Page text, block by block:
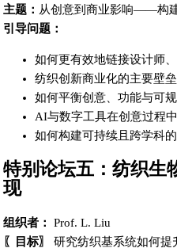
主题： 从创意到商业影响——构
引导问题：
如何更有效地链接设计师
纺织创新商业化的主要壁
如何平衡创意、功能与可
AI与数字工具在创意过程
如何构建可持续且跨学科
特别论坛五：纺织
现
组织者：
Prof. L. Liu
〖目标〗
研究纺织基系统如何提